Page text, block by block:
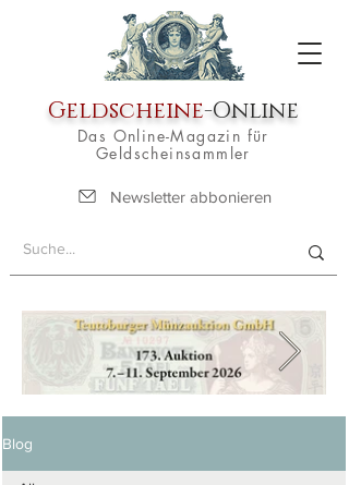
Geldscheine-Online
Das Online-Magazin für
Geldscheinsammler
Newsletter abbonieren
Blog